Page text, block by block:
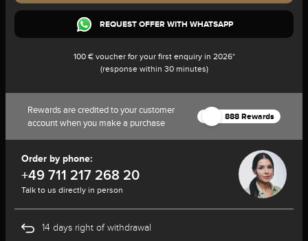
REQUEST OFFER WITH WHATSAPP
100 € voucher for your first enquiry in 2026*
(response within 30 minutes)
Rewards are credited to your customer
account when you make a purchase
888 Rewards
Order by phone:
+49 711 217 268 20
Talk to us directly in person
14 days right of withdrawal